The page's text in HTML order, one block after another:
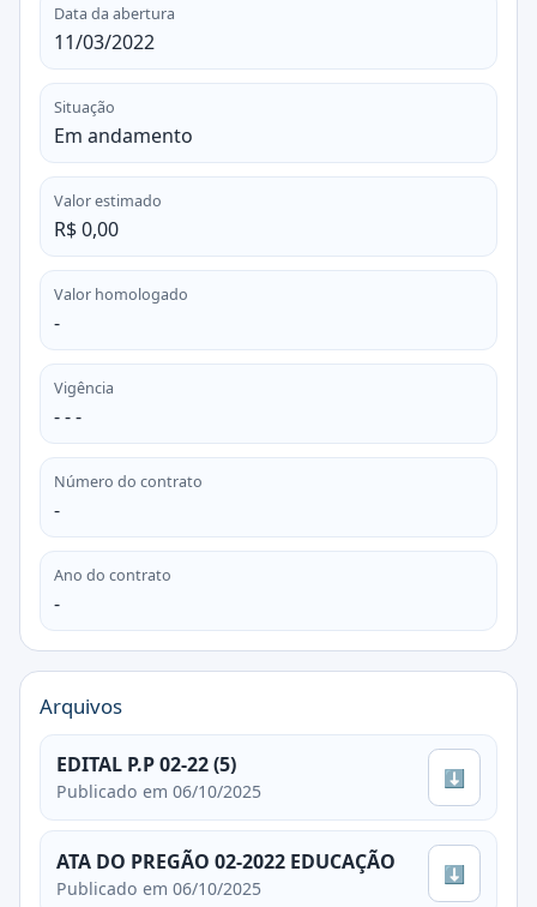
Data da abertura
11/03/2022
Situação
Em andamento
Valor estimado
R$ 0,00
Valor homologado
-
Vigência
- - -
Número do contrato
-
Ano do contrato
-
Arquivos
EDITAL P.P 02-22 (5)
Publicado em 06/10/2025
⬇
ATA DO PREGÃO 02-2022 EDUCAÇÃO
Publicado em 06/10/2025
⬇